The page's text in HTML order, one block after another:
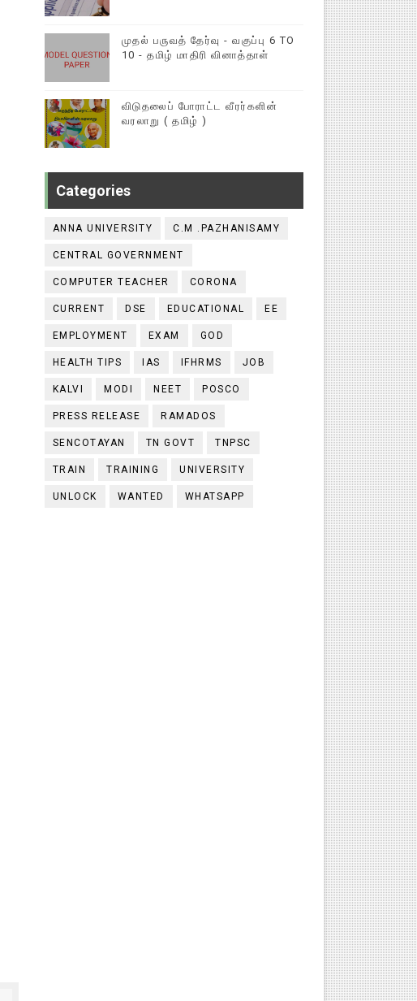
முதல் பருவத் தேர்வு - வகுப்பு 6 TO
10 - தமிழ் மாதிரி வினாத்தாள்
விடுதலைப் போராட்ட வீரர்களின்
வரலாறு ( தமிழ் )
Categories
ANNA UNIVERSITY C.M .PAZHANISAMY
CENTRAL GOVERNMENT
COMPUTER TEACHER CORONA
CURRENT DSE EDUCATIONAL EE
EMPLOYMENT EXAM GOD
HEALTH TIPS IAS IFHRMS JOB
KALVI MODI NEET POSCO
PRESS RELEASE RAMADOS
SENCOTAYAN TN GOVT TNPSC
TRAIN TRAINING UNIVERSITY
UNLOCK WANTED WHATSAPP